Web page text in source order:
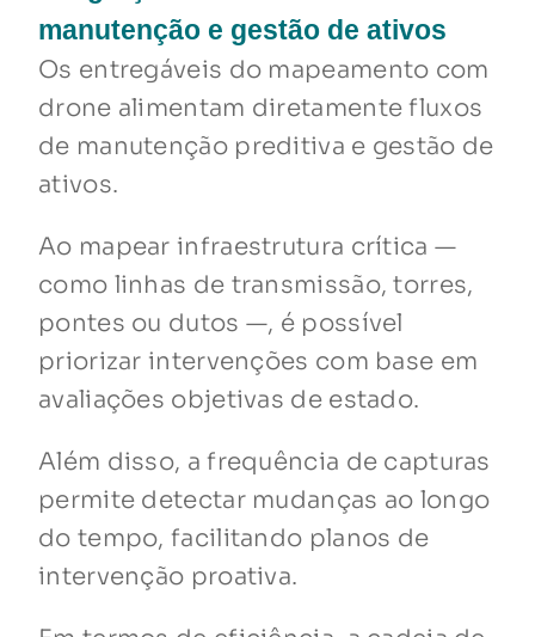
manutenção e gestão de ativos
Os entregáveis do mapeamento com
drone alimentam diretamente fluxos
de manutenção preditiva e gestão de
ativos.
Ao mapear infraestrutura crítica —
como linhas de transmissão, torres,
pontes ou dutos —, é possível
priorizar intervenções com base em
avaliações objetivas de estado.
Além disso, a frequência de capturas
permite detectar mudanças ao longo
do tempo, facilitando planos de
intervenção proativa.